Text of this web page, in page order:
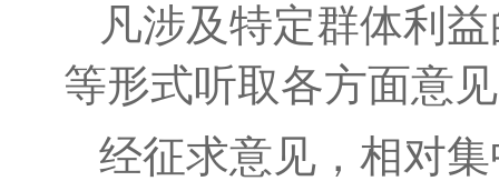
凡涉及特定群体利
等形式听取各方面意
经征求意见，相对